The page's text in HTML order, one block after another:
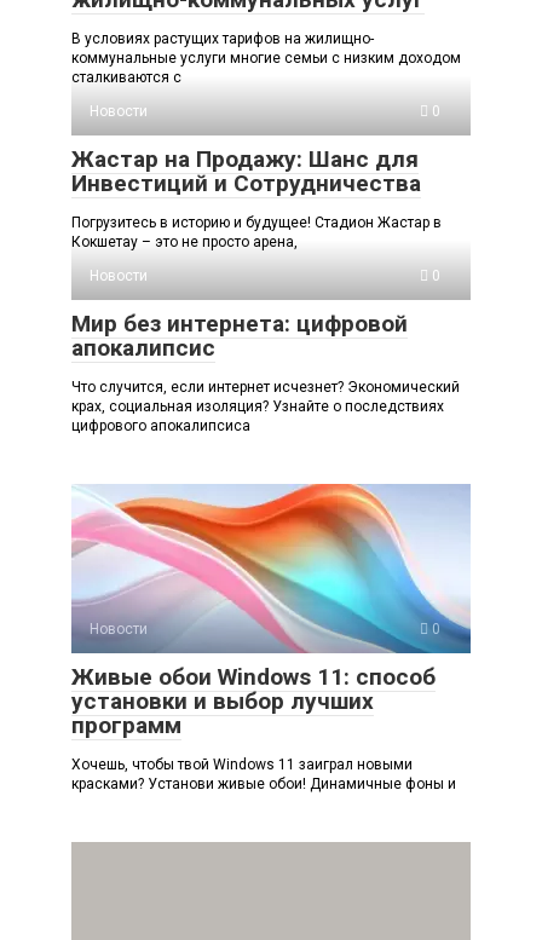
В условиях растущих тарифов на жилищно-
коммунальные услуги многие семьи с низким доходом
сталкиваются с
Новости
0
Жастар на Продажу: Шанс для
Инвестиций и Сотрудничества
Погрузитесь в историю и будущее! Стадион Жастар в
Кокшетау – это не просто арена,
Новости
0
Мир без интернета: цифровой
апокалипсис
Что случится, если интернет исчезнет? Экономический
крах, социальная изоляция? Узнайте о последствиях
цифрового апокалипсиса
Новости 0
Живые обои Windows 11: способ
установки и выбор лучших
программ
Хочешь, чтобы твой Windows 11 заиграл новыми
красками? Установи живые обои! Динамичные фоны и